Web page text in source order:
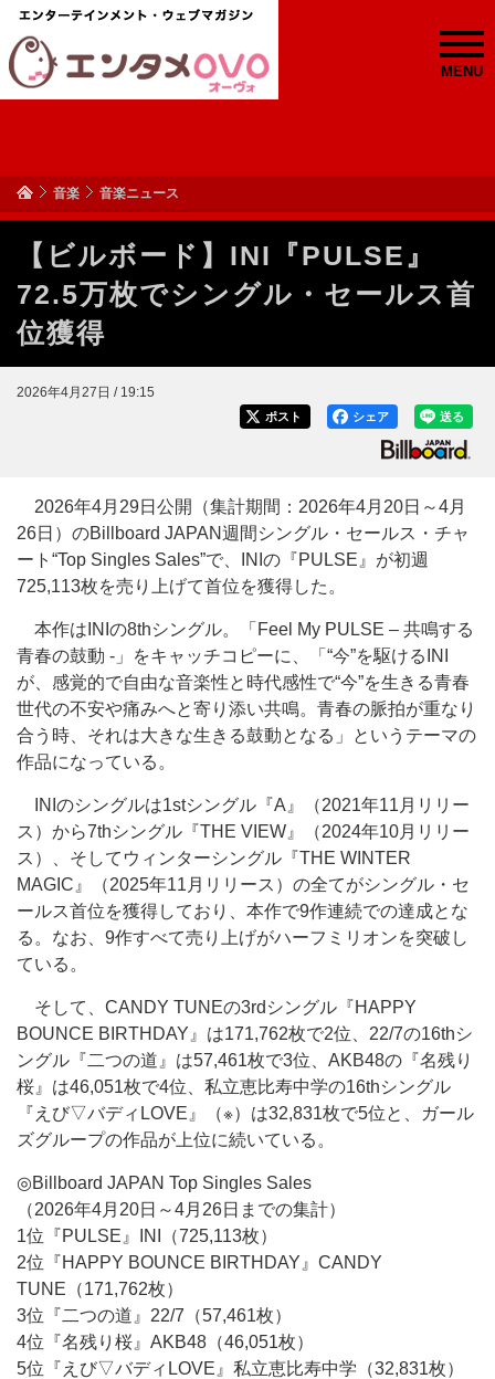
MENU
音楽 音楽ニュース
【ビルボード】INI『PULSE』
72.5万枚でシングル・セールス首
位獲得
2026年4月27日 / 19:15
送る
シェア
ポスト
2026年4月29日公開（集計期間：2026年4月20日～4月
26日）のBillboard JAPAN週間シングル・セールス・チャ
ート“Top Singles Sales”で、INIの『PULSE』が初週
725,113枚を売り上げて首位を獲得した。
本作はINIの8thシングル。「Feel My PULSE – 共鳴する
青春の鼓動 -」をキャッチコピーに、「“今”を駆けるINI
が、感覚的で自由な音楽性と時代感性で“今”を生きる青春
世代の不安や痛みへと寄り添い共鳴。青春の脈拍が重なり
合う時、それは大きな生きる鼓動となる」というテーマの
作品になっている。
INIのシングルは1stシングル『A』（2021年11月リリー
ス）から7thシングル『THE VIEW』（2024年10月リリー
ス）、そしてウィンターシングル『THE WINTER
MAGIC』（2025年11月リリース）の全てがシングル・セ
ールス首位を獲得しており、本作で9作連続での達成とな
る。なお、9作すべて売り上げがハーフミリオンを突破し
ている。
そして、CANDY TUNEの3rdシングル『HAPPY
BOUNCE BIRTHDAY』は171,762枚で2位、22/7の16thシ
ングル『二つの道』は57,461枚で3位、AKB48の『名残り
桜』は46,051枚で4位、私立恵比寿中学の16thシングル
『えび▽バディLOVE』（※）は32,831枚で5位と、ガール
ズグループの作品が上位に続いている。
◎Billboard JAPAN Top Singles Sales
（2026年4月20日～4月26日までの集計）
1位『PULSE』INI（725,113枚）
2位『HAPPY BOUNCE BIRTHDAY』CANDY
TUNE（171,762枚）
3位『二つの道』22/7（57,461枚）
4位『名残り桜』AKB48（46,051枚）
5位『えび▽バディLOVE』私立恵比寿中学（32,831枚）